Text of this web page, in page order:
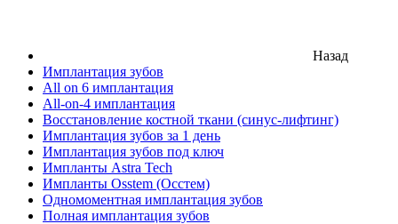
Назад
Имплантация зубов
All on 6 имплантация
All-on-4 имплантация
Восстановление костной ткани (синус-лифтинг)
Имплантация зубов за 1 день
Имплантация зубов под ключ
Импланты Astra Tech
Импланты Osstem (Осстем)
Одномоментная имплантация зубов
Полная имплантация зубов